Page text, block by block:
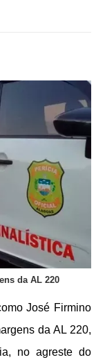
da AL 220
José Firmino
da AL 220,
no agreste do